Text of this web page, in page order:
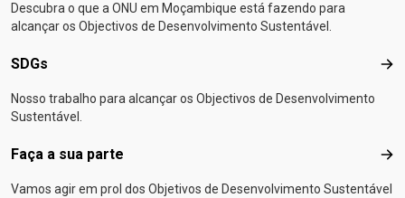
Descubra o que a ONU em Moçambique está fazendo para
alcançar os Objectivos de Desenvolvimento Sustentável.
SDGs
Nosso trabalho para alcançar os Objectivos de Desenvolvimento
Sustentável.
Faça a sua parte
Vamos agir em prol dos Objetivos de Desenvolvimento Sustentável